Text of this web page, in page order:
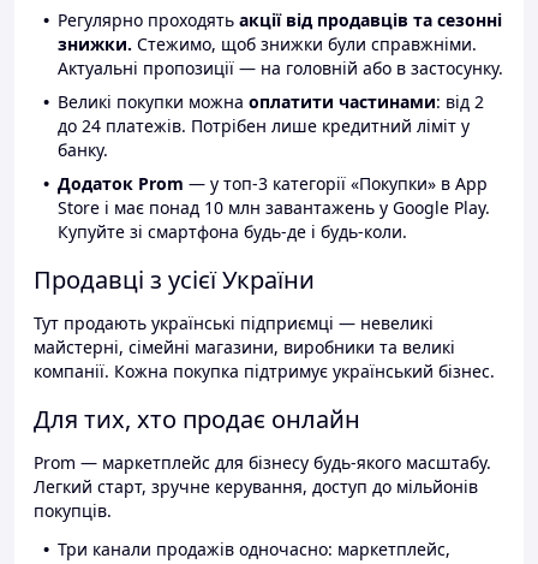
Регулярно проходять акції від продавців та сезонні
знижки. Стежимо, щоб знижки були справжніми.
Актуальні пропозиції — на головній або в застосунку.
Великі покупки можна оплатити частинами: від 2
до 24 платежів. Потрібен лише кредитний ліміт у
банку.
Додаток Prom — у топ-3 категорії «Покупки» в App
Store і має понад 10 млн завантажень у Google Play.
Купуйте зі смартфона будь-де і будь-коли.
Продавці з усієї України
Тут продають українські підприємці — невеликі
майстерні, сімейні магазини, виробники та великі
компанії. Кожна покупка підтримує український бізнес.
Для тих, хто продає онлайн
Prom — маркетплейс для бізнесу будь-якого масштабу.
Легкий старт, зручне керування, доступ до мільйонів
покупців.
Три канали продажів одночасно: маркетплейс,